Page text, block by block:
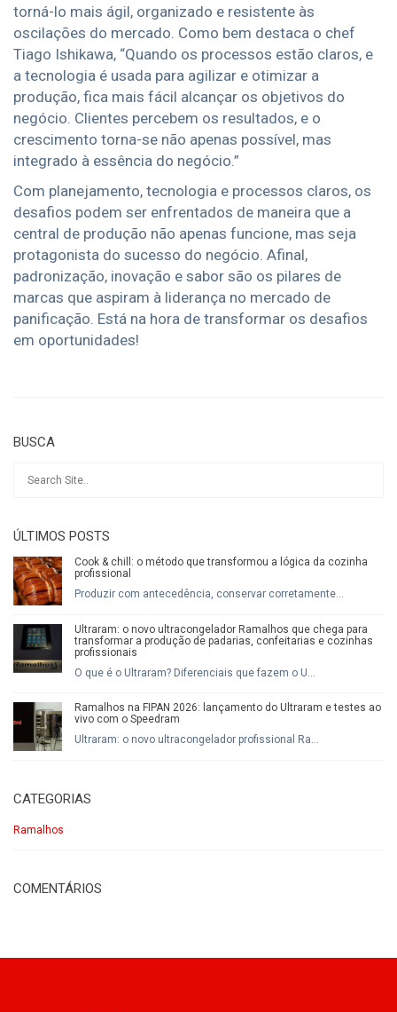
torná-lo mais ágil, organizado e resistente às
oscilações do mercado. Como bem destaca o chef
Tiago Ishikawa, “Quando os processos estão claros, e
a tecnologia é usada para agilizar e otimizar a
produção, fica mais fácil alcançar os objetivos do
negócio. Clientes percebem os resultados, e o
crescimento torna-se não apenas possível, mas
integrado à essência do negócio.”
Com planejamento, tecnologia e processos claros, os
desafios podem ser enfrentados de maneira que a
central de produção não apenas funcione, mas seja
protagonista do sucesso do negócio. Afinal,
padronização, inovação e sabor são os pilares de
marcas que aspiram à liderança no mercado de
panificação. Está na hora de transformar os desafios
em oportunidades!
BUSCA
ÚLTIMOS POSTS
Cook & chill: o método que transformou a lógica da cozinha
profissional
Produzir com antecedência, conservar corretamente...
Ultraram: o novo ultracongelador Ramalhos que chega para
transformar a produção de padarias, confeitarias e cozinhas
profissionais
O que é o Ultraram? Diferenciais que fazem o U...
Ramalhos na FIPAN 2026: lançamento do Ultraram e testes ao
vivo com o Speedram
Ultraram: o novo ultracongelador profissional Ra...
CATEGORIAS
Ramalhos
COMENTÁRIOS